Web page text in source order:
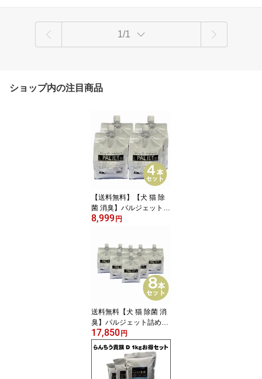
1/1
ショップ内の注目商品
【送料無料】【犬 猫 除
菌 消臭】パルジェット詰
め替え 4個セット (1000
8,999円
送料無料【犬 猫 除菌 消
臭】パルジェット詰め替
え 8個セット (1000ml×8
【犬用品】【猫用品】
【小動物】
17,850円